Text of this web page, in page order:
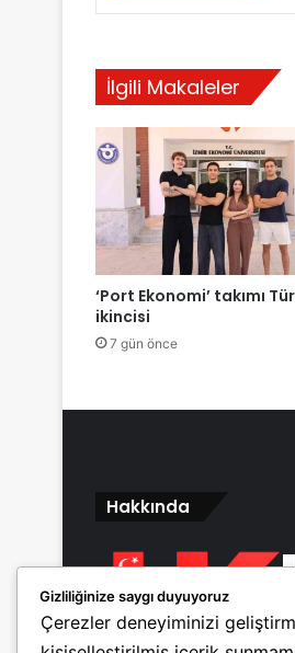
İlgili Makaleler
‘Port Ekonomi’ takımı
ikincisi
7 gün önce
Hakkında
Gizliliğinize saygı duyuyoruz
Çerezler deneyiminizi